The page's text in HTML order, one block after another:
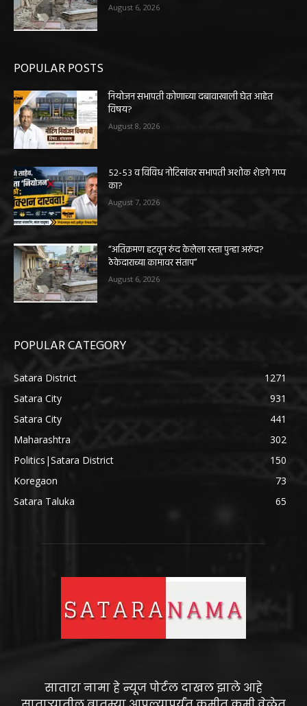
August 6, 2026
POPULAR POSTS
नियोजन सभापती कोणाच्या दबावाखाली घेत आहेत
विषय?
August 8, 2026
५२-५३ व विविध नोटिसांवर सभापती अशोक शेडगे गप्प
का?
August 7, 2026
“अतिक्रमण हटवून रुंद केलेला रस्ता पुन्हा अरुंद?
ठेकेदाराच्या कामावर संताप”
August 6, 2026
POPULAR CATEGORY
Satara District
1271
Satara City
931
Satara City
441
Maharashtra
302
Politics|Satara District
150
Koregaon
73
Satara Taluka
65
सातारा नामा हे न्यूज पोर्टल दाखल झाले आहे